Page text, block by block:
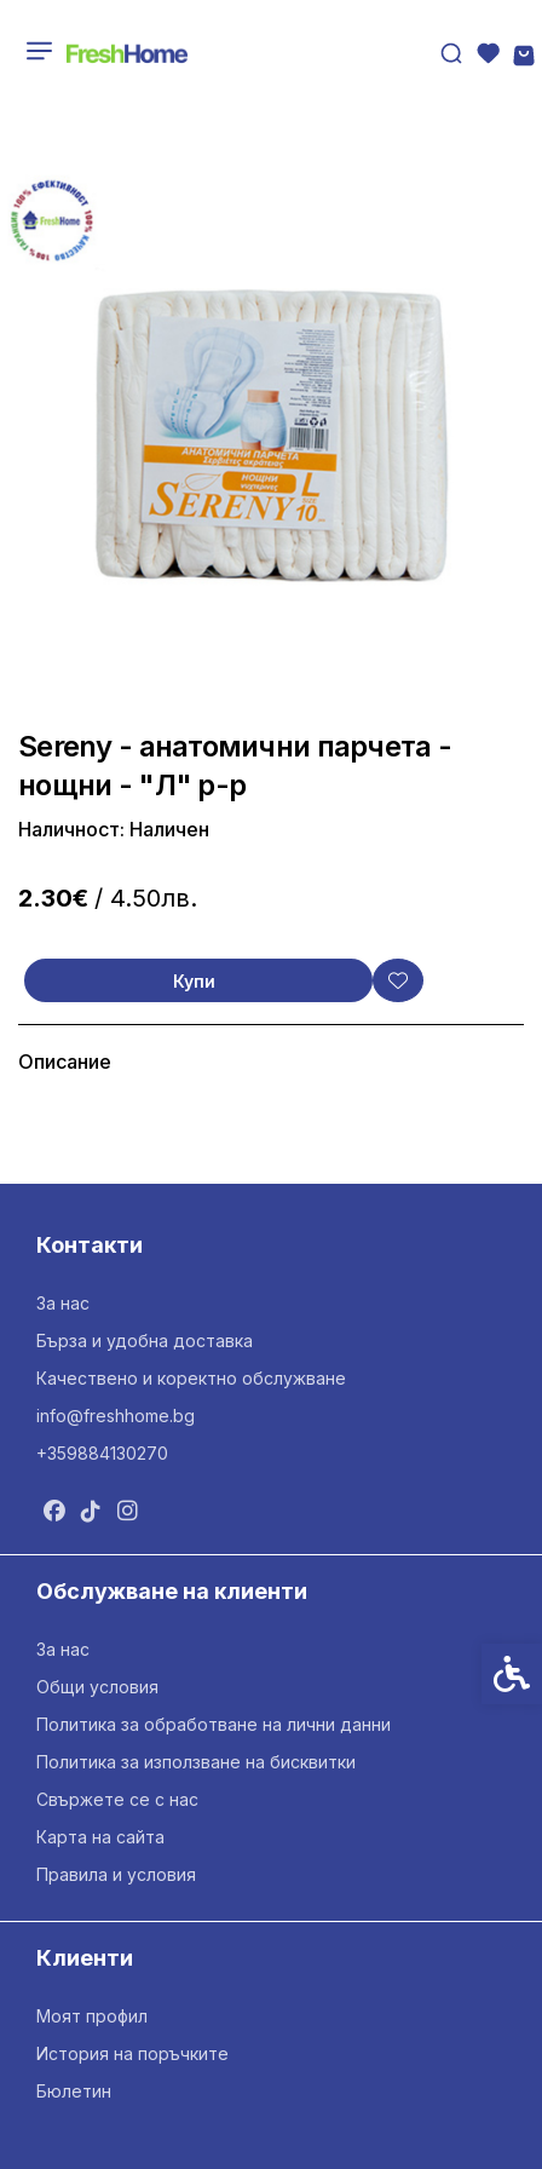
Sereny - анатомични парчета -
нощни - "Л" р-р
Наличност: Наличен
2.30€ / 4.50лв.
Купи
Описание
Контакти
За нас
Бърза и удобна доставка
Качествено и коректно обслужване
info@freshhome.bg
+359884130270
Обслужване на клиенти
За нас
Общи условия
Политика за обработване на лични данни
Политика за използване на бисквитки
Свържете се с нас
Карта на сайта
Правила и условия
Клиенти
Моят профил
История на поръчките
Бюлетин